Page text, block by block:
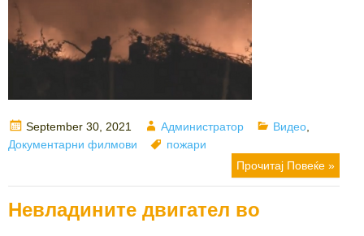
Posted
on
September 30, 2021 Author
Администратор Categories
Видео
Документарни филмови
Tags
пожари
Прочитај Повеќе »
Невладините двигател во